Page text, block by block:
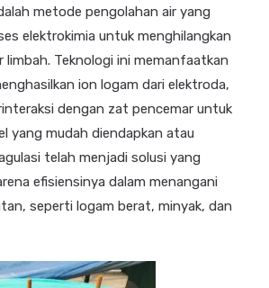
metode pengolahan air yang
elektrokimia untuk menghilangkan
limbah. Teknologi ini memanfaatkan
ion logam dari elektroda,
dengan zat pencemar untuk
yang mudah diendapkan atau
telah menjadi solusi yang
efisiensinya dalam menangani
seperti logam berat, minyak, dan